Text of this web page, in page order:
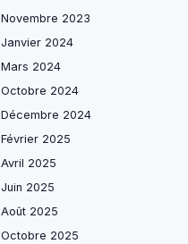
Novembre 2023
Janvier 2024
Mars 2024
Octobre 2024
Décembre 2024
Février 2025
Avril 2025
Juin 2025
Août 2025
Octobre 2025